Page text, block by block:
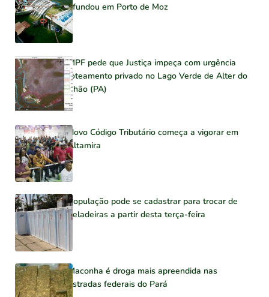
afundou em Porto de Moz
MPF pede que Justiça impeça com urgência
loteamento privado no Lago Verde de Alter do
Chão (PA)
Novo Código Tributário começa a vigorar em
Altamira
População pode se cadastrar para trocar de
geladeiras a partir desta terça-feira
Maconha é droga mais apreendida nas
estradas federais do Pará